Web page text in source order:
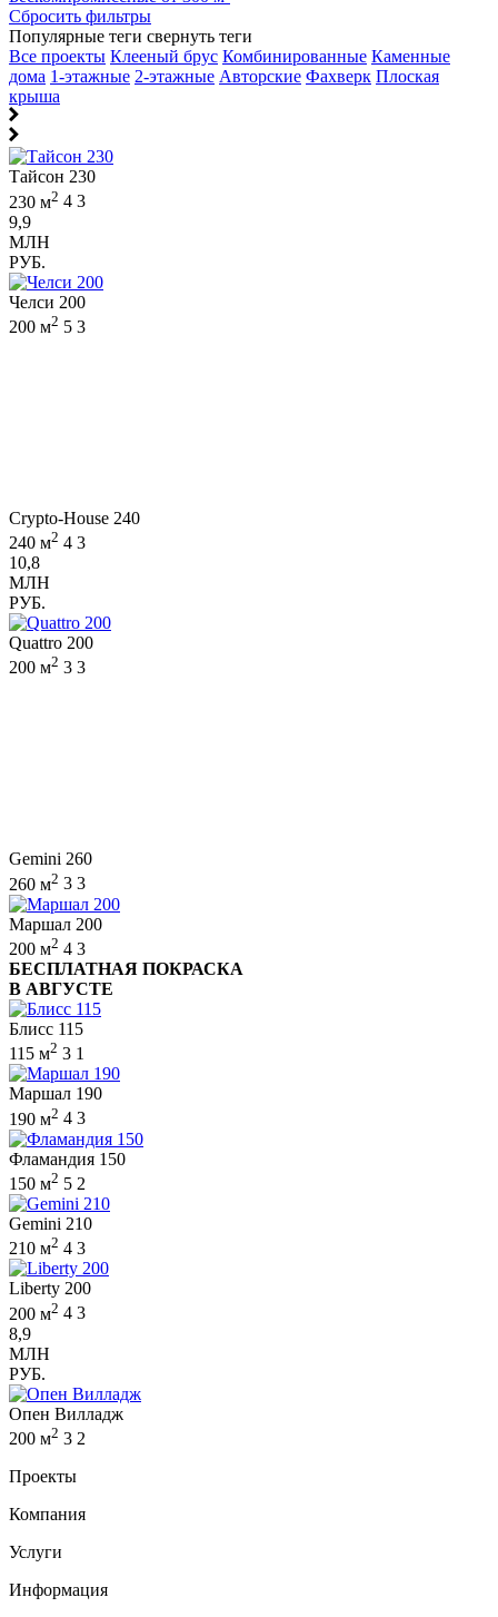
Сбросить фильтры
Популярные теги свернуть теги
Все проекты Клееный брус Комбинированные Каменные
дома 1-этажные 2-этажные Авторские Фахверк Плоская
крыша
Тайсон 230
230 м2 4 3
9,9
МЛН
РУБ.
Челси 200
200 м2 5 3
Crypto-House 240
240 м2 4 3
10,8
МЛН
РУБ.
Quattro 200
200 м2 3 3
Gemini 260
260 м2 3 3
Маршал 200
200 м2 4 3
БЕСПЛАТНАЯ ПОКРАСКА
В АВГУСТЕ
Блисс 115
115 м2 3 1
Маршал 190
190 м2 4 3
Фламандия 150
150 м2 5 2
Gemini 210
210 м2 4 3
Liberty 200
200 м2 4 3
8,9
МЛН
РУБ.
Опен Вилладж
200 м2 3 2
Проекты
Компания
Услуги
Информация